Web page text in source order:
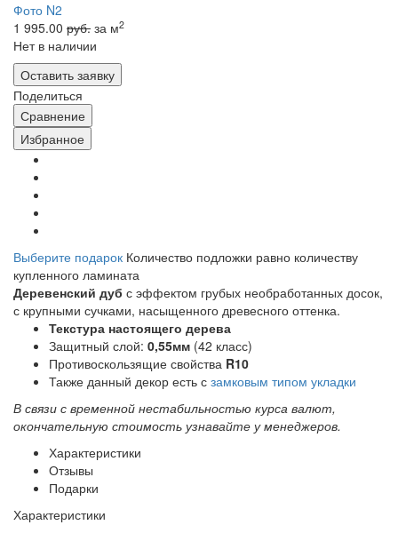
1 995.00 руб. за м2
Нет в наличии
Оставить заявку
Поделиться
Сравнение
Избранное
Выберите подарок Количество подложки равно количеству
купленного ламината
Деревенский дуб с эффектом грубых необработанных досок,
с крупными сучками, насыщенного древесного оттенка.
Текстура настоящего дерева
Защитный слой: 0,55мм (42 класс)
Противоскользящие свойства R10
Также данный декор есть с замковым типом укладки
В связи с временной нестабильностью курса валют,
окончательную стоимость узнавайте у менеджеров.
Характеристики
Отзывы
Подарки
Характеристики